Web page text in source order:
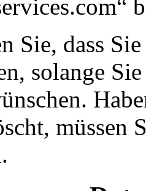
Sie, dass
solange
müssen